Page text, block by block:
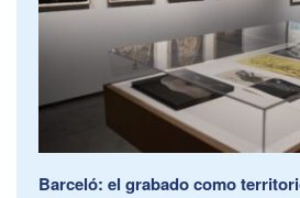
Barceló: el grabado como